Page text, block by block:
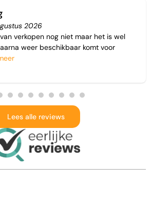
2026
verkopen nog niet maar het is wel
weer beschikbaar komt voor
Lees alle reviews